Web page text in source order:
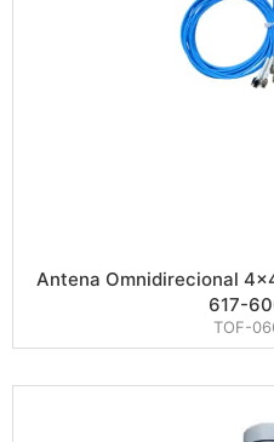
Antena Omnidirecional
617-
TOF-